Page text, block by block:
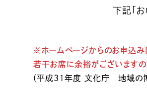
下記「
※ホームページからのお申込み
若干お席に余裕がございますの
(平成31年度 文化庁 地域の博